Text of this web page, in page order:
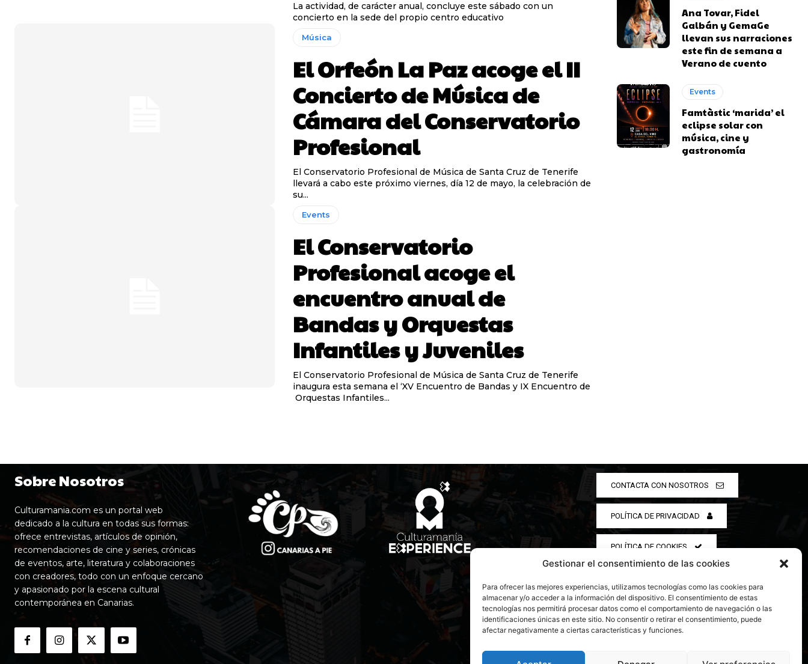
Gestionar el consentimiento de las cookies
Para ofrecer las mejores experiencias, utilizamos tecnologías como las cookies para
almacenar y/o acceder a la información del dispositivo. El consentimiento de estas
tecnologías nos permitirá procesar datos como el comportamiento de navegación o las
identificaciones únicas en este sitio. No consentir o retirar el consentimiento, puede
afectar negativamente a ciertas características y funciones.
La actividad, de carácter anual, concluye este sábado con un
concierto en la sede del propio centro educativo
Música
El Orfeón La Paz acoge el II
Concierto de Música de
Cámara del Conservatorio
Profesional
El Conservatorio Profesional de Música de Santa Cruz de Tenerife
llevará a cabo este próximo viernes, día 12 de mayo, la celebración de
su...
Events
El Conservatorio
Profesional acoge el
encuentro anual de
Bandas y Orquestas
Infantiles y Juveniles
El Conservatorio Profesional de Música de Santa Cruz de Tenerife
inaugura esta semana el ‘XV Encuentro de Bandas y IX Encuentro de
Orquestas Infantiles...
Ana Tovar, Fidel
Galbán y GemaGe
llevan sus narraciones
este fin de semana a
Verano de cuento
Events
Famtàstic ‘marida’ el
eclipse solar con
música, cine y
gastronomía
Sobre Nosotros
Culturamania.com es un portal web
dedicado a la cultura en todas sus formas:
ofrece entrevistas, artículos de opinión,
recomendaciones de cine y series, crónicas
de eventos, arte, literatura y colaboraciones
con creadores, todo con un enfoque cercano
y apasionado por la escena cultural
contemporánea en Canarias.
CONTACTA CON NOSOTROS
POLÍTICA DE PRIVACIDAD
POLÍTICA DE COOKIES